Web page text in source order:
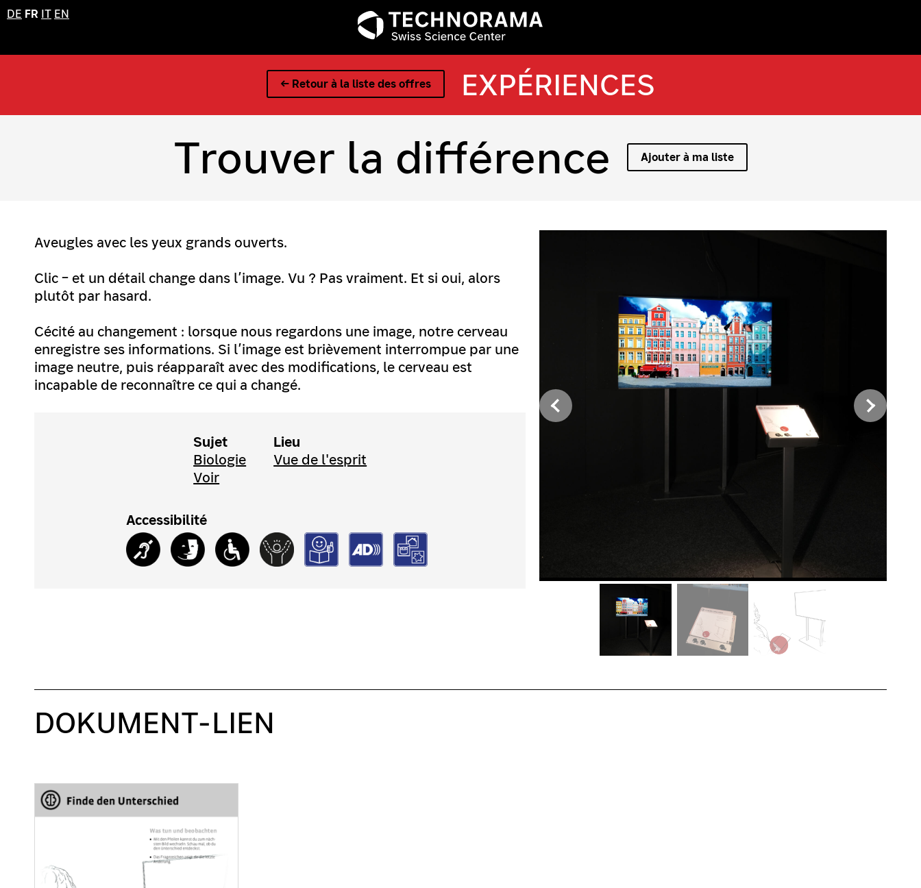
DE FR IT EN
← Retour à la liste des offres EXPÉRIENCES
Trouver la différence Ajouter à ma liste
Aveugles avec les yeux grands ouverts.
Clic – et un détail change dans l’image. Vu ? Pas vraiment. Et si oui, alors
plutôt par hasard.
Cécité au changement : lorsque nous regardons une image, notre cerveau
enregistre ses informations. Si l’image est brièvement interrompue par une
image neutre, puis réapparaît avec des modifications, le cerveau est
incapable de reconnaître ce qui a changé.
Sujet
Biologie
Voir
Lieu
Vue de l'esprit
Accessibilité
DOKUMENT-LIEN